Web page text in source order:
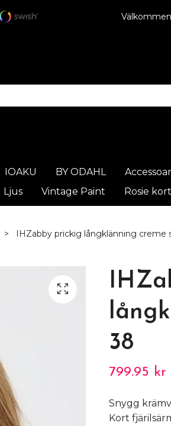
IOAKU BY ODAHL
Ljus Vintage Paint Rosie kort
IHZabby prickig långklänning creme
38
799.95 kr
Snygg
Kort